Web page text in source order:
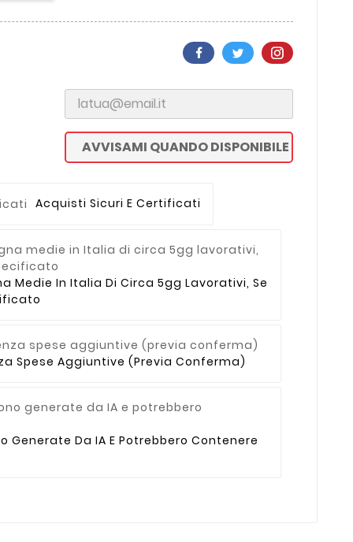
AVVISAMI QUANDO DISPONIBILE
Acquisti Sicuri E Certificati
Medie In Italia Di Circa 5gg Lavorativi, Se
Spese Aggiuntive (previa Conferma)
Generate Da IA E Potrebbero Contenere